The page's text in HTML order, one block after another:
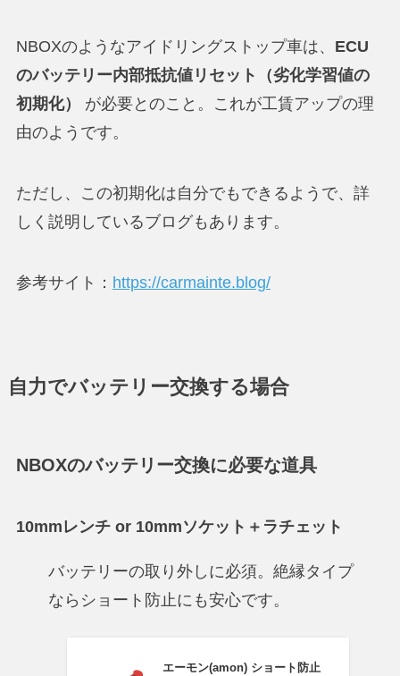
NBOXのようなアイドリングストップ車は、 ECU
のバッテリー内部抵抗値リセット（劣化学習値の
初期化）
が必要とのこと。これが工賃アップの理
由のようです。
ただし、この初期化は自分でもできるようで、詳
しく説明しているブログもあります。
参考サイト： https://carmainte.blog/
自力でバッテリー交換する場合
NBOXのバッテリー交換に必要な道具
10mmレンチ or 10mmソケット＋ラチェット
バッテリーの取り外しに必須。絶縁タイプ
ならショート防止にも安心です。
エーモン(amon) ショート防止